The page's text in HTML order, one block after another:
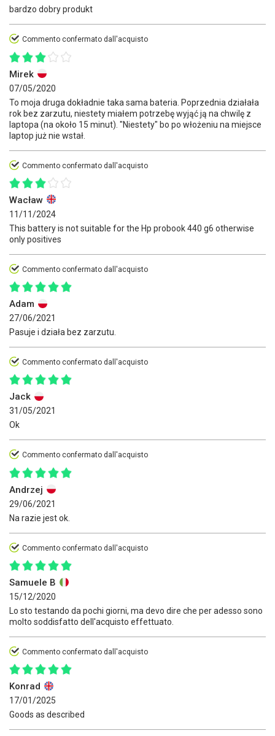
bardzo dobry produkt
Commento confermato dall'acquisto
Mirek
07/05/2020
To moja druga dokładnie taka sama bateria. Poprzednia działała
rok bez zarzutu, niestety miałem potrzebę wyjąć ją na chwilę z
laptopa (na około 15 minut). "Niestety" bo po włożeniu na miejsce
laptop już nie wstał.
Commento confermato dall'acquisto
Wacław
11/11/2024
This battery is not suitable for the Hp probook 440 g6 otherwise
only positives
Commento confermato dall'acquisto
Adam
27/06/2021
Pasuje i działa bez zarzutu.
Commento confermato dall'acquisto
Jack
31/05/2021
Ok
Commento confermato dall'acquisto
Andrzej
29/06/2021
Na razie jest ok.
Commento confermato dall'acquisto
Samuele B
15/12/2020
Lo sto testando da pochi giorni, ma devo dire che per adesso sono
molto soddisfatto dell'acquisto effettuato.
Commento confermato dall'acquisto
Konrad
17/01/2025
Goods as described